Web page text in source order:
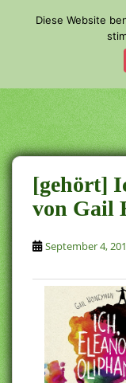
o
m
a
i
n
c
o
n
t
e
n
t
[gehört]
von Gail
September 4,
Diese Website